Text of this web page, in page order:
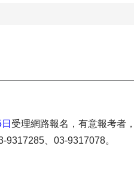
受理網路報名，有意報考者
9317285、03-9317078。